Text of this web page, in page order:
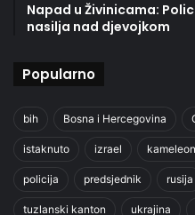
Napad u Živinicama:
nasilja nad djevojkom
Popularno
bih Bosna i Hercegovina
istaknuto izrael kameleon
policija predsjednik rusija
tuzlanski kanton ukrajina